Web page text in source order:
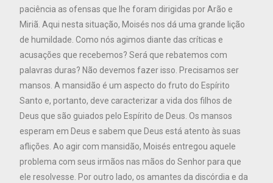
paciência as ofensas que lhe foram dirigidas por Arão e
Miriã. Aqui nesta situação, Moisés nos dá uma grande lição
de humildade. Como nós agimos diante das críticas e
acusações que recebemos? Será que rebatemos com
palavras duras? Não devemos fazer isso. Precisamos ser
mansos. A mansidão é um aspecto do fruto do Espírito
Santo e, portanto, deve caracterizar a vida dos filhos de
Deus que são guiados pelo Espírito de Deus. Os mansos
esperam em Deus e sabem que Deus está atento às suas
aflições. Ao agir com mansidão, Moisés entregou aquele
problema com seus irmãos nas mãos do Senhor para que
ele resolvesse. Por outro lado, os amantes da discórdia e da